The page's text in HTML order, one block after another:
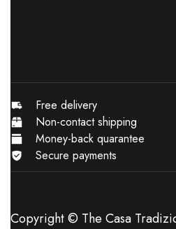
Free delivery
Non-contact shipping
Money-back quarantee
Secure payments
Copyright © The Casa